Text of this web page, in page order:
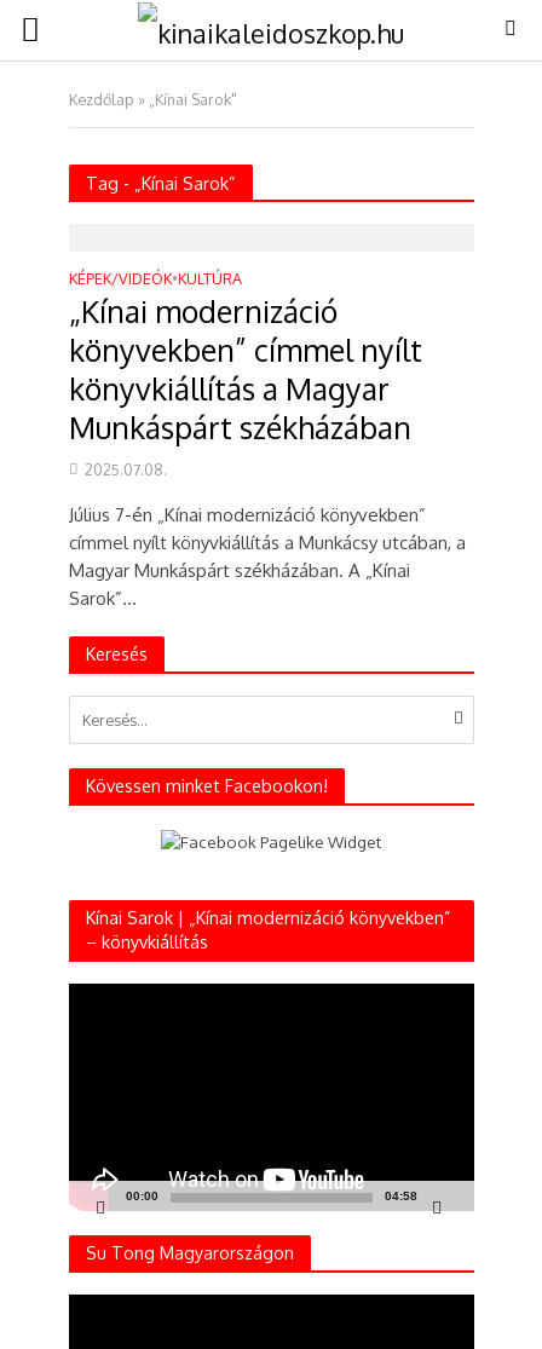
Kezdőlap » „Kínai Sarok"
Tag - „Kínai Sarok”
KÉPEK/VIDEÓK•KULTÚRA
„Kínai modernizáció
könyvekben” címmel nyílt
könyvkiállítás a Magyar
Munkáspárt székházában
2025.07.08.
Július 7-én „Kínai modernizáció könyvekben”
címmel nyílt könyvkiállítás a Munkácsy utcában, a
Magyar Munkáspárt székházában. A „Kínai
Sarok”...
Keresés
Kövessen minket Facebookon!
Kínai Sarok | „Kínai modernizáció könyvekben”
– könyvkiállítás
00:00 04:58
Su Tong Magyarországon